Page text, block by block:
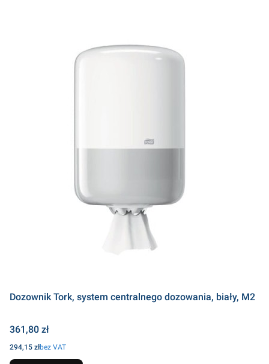
Dozownik Tork, system centralnego dozowania, biały, M2
Cena
361,80 zł
Cena
294,15 złbez VAT